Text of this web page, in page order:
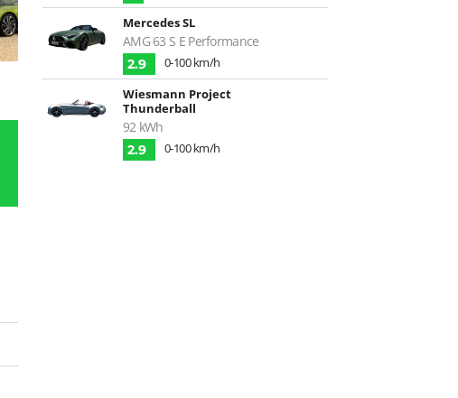
Mercedes SL
AMG 63 S E Performance
2.9
0-100 km/h
Wiesmann Project
Thunderball
92 kWh
2.9 0-100 km/h